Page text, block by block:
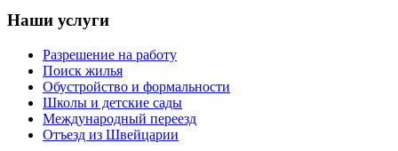
Наши услуги
Разрешение на работу
Поиск жилья
Обустройство и формальности
Школы и детские сады
Международный переезд
Отъезд из Швейцарии